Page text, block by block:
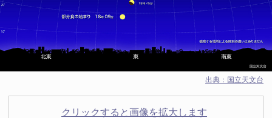
出典： 国立天文台
クリックすると画像を拡大します